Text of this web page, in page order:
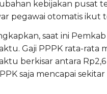
kebijakan pusat
pegawai otomatis ikut
saat ini
Gaji PPPK rata-rata
berkisar antara
saja mencapai